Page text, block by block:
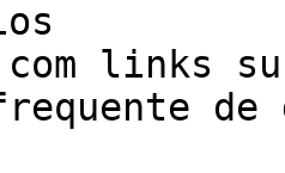
com links